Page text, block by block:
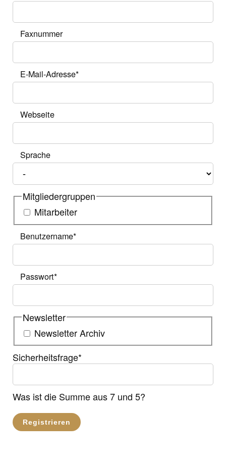
Faxnummer
E-Mail-Adresse*
Webseite
Sprache
Mitgliedergruppen
Mitarbeiter
Benutzername*
Passwort*
Newsletter
Newsletter Archiv
Sicherheitsfrage*
Was ist die Summe aus 7 und 5?
Registrieren